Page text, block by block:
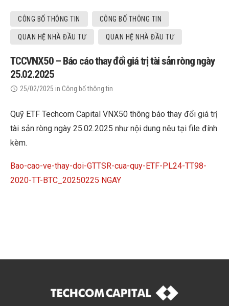
CÔNG BỐ THÔNG TIN CÔNG BỐ THÔNG TIN
QUAN HỆ NHÀ ĐẦU TƯ QUAN HỆ NHÀ ĐẦU TƯ
TCCVNX50 – Báo cáo thay đổi giá trị tài sản ròng ngày
25.02.2025
25/02/2025 in Công bố thông tin
Quỹ ETF Techcom Capital VNX50 thông báo thay đổi giá trị
tài sản ròng ngày 25.02.2025 như nội dung nêu tại file đính
kèm.
Bao-cao-ve-thay-doi-GTTSR-cua-quy-ETF-PL24-TT98-
2020-TT-BTC_20250225 NGAY